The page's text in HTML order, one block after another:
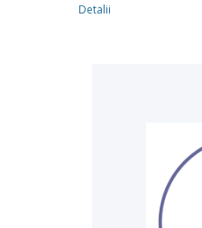
Detalii